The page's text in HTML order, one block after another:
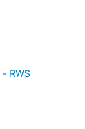
RWS